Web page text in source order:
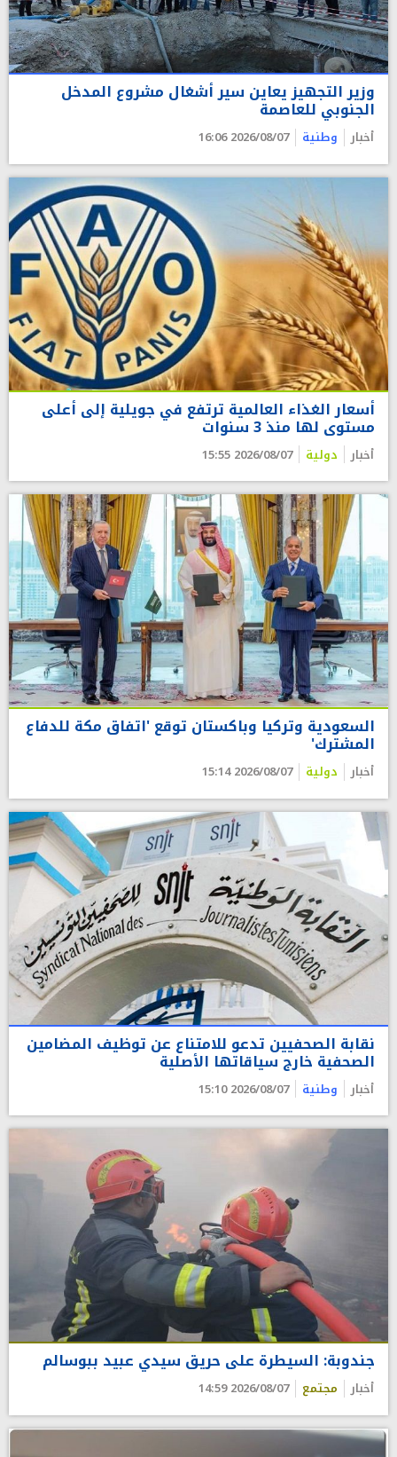
وزير التجهيز يعاين سير أشغال مشروع المدخل
الجنوبي للعاصمة
أخبار وطنية 2026/08/07 16:06
أسعار الغذاء العالمية ترتفع في جويلية إلى أعلى
مستوى لها منذ 3 سنوات
أخبار دولية 2026/08/07 15:55
السعودية وتركيا وباكستان توقع 'اتفاق مكة للدفاع
المشترك'
أخبار دولية 2026/08/07 15:14
نقابة الصحفيين تدعو للامتناع عن توظيف المضامين
الصحفية خارج سياقاتها الأصلية
أخبار وطنية 2026/08/07 15:10
جندوبة: السيطرة على حريق سيدي عبيد ببوسالم
أخبار مجتمع 2026/08/07 14:59